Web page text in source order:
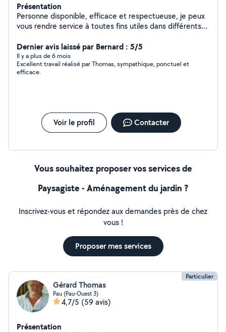
Présentation
Personne disponible, efficace et respectueuse, je peux
vous rendre service à toutes fins utiles dans différents
Dernier avis laissé par Bernard : 5/5
Il y a plus de 6 mois
Excellent travail réalisé par Thomas, sympathique, ponctuel et
efficace.
Voir le profil Contacter
Vous souhaitez proposer vos services de
Paysagiste - Aménagement du jardin ?
Inscrivez-vous et répondez aux demandes près de chez
vous !
Proposer mes services
Particulier
Gérard Thomas
Pau (Pau-Ouest 3)
4,7/5 (59 avis)
Présentation